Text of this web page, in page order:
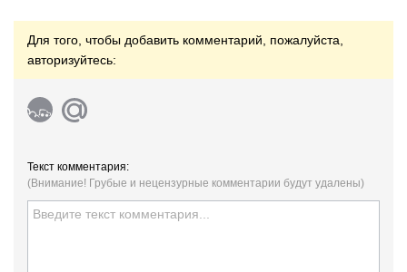
Для того, чтобы добавить комментарий, пожалуйста,
авторизуйтесь:
Текст комментария:
(Внимание! Грубые и нецензурные комментарии будут удалены)